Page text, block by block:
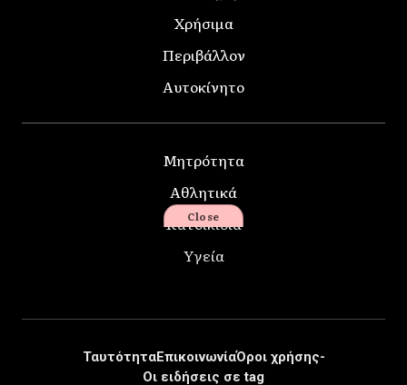
Χρήσιμα
Περιβάλλον
Αυτοκίνητο
Μητρότητα
Αθλητικά
Κατοικίδια
Υγεία
ΤαυτότηταΕπικοινωνίαΌροι χρήσης-
Οι ειδήσεις σε tag
Close